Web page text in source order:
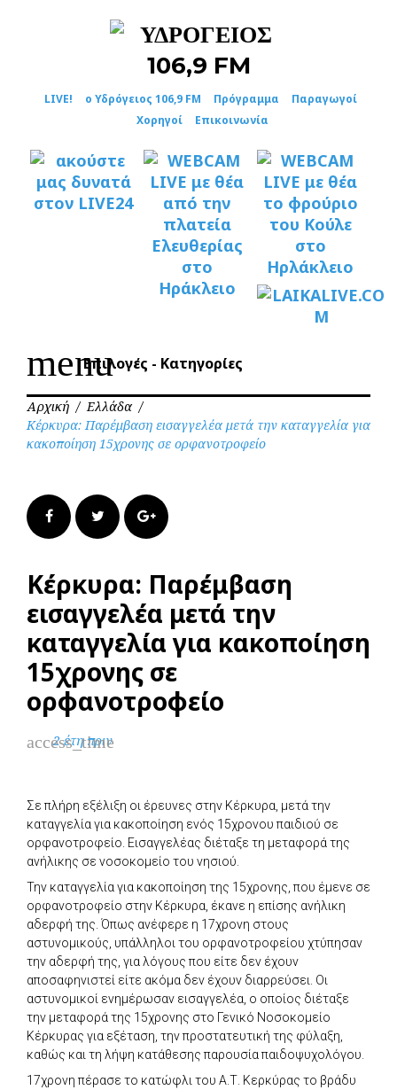
LIVE! ο Υδρόγειος 106,9 FM Πρόγραμμα
Παραγωγοί
Χορηγοί
Επικοινωνία
menuΕπιλογές - Κατηγορίες
Αρχική / Ελλάδα /
Κέρκυρα: Παρέμβαση εισαγγελέα μετά την καταγγελία για
κακοποίηση 15χρονης σε ορφανοτροφείο
FacebookTwitter Google+
Κέρκυρα: Παρέμβαση
εισαγγελέα μετά την
καταγγελία για κακοποίηση
15χρονης σε
ορφανοτροφείο
access_time
2 έτη πριν
Σε πλήρη εξέλιξη οι έρευνες στην Κέρκυρα, μετά την
καταγγελία για κακοποίηση ενός 15χρονου παιδιού σε
ορφανοτροφείο. Εισαγγελέας διέταξε τη μεταφορά της
ανήλικης σε νοσοκομείο του νησιού.
Την καταγγελία για κακοποίηση της 15χρονης, που έμενε σε
ορφανοτροφείο στην Κέρκυρα, έκανε η επίσης ανήλικη
αδερφή της. Όπως ανέφερε η 17χρονη στους
αστυνομικούς, υπάλληλοι του ορφανοτροφείου χτύπησαν
την αδερφή της, για λόγους που είτε δεν έχουν
αποσαφηνιστεί είτε ακόμα δεν έχουν διαρρεύσει. Οι
αστυνομικοί ενημέρωσαν εισαγγελέα, ο οποίος διέταξε
την μεταφορά της 15χρονης στο Γενικό Νοσοκομείο
Κέρκυρας για εξέταση, την προστατευτική της φύλαξη,
καθώς και τη λήψη κατάθεσης παρουσία παιδοψυχολόγου.
17χρονη πέρασε το κατώφλι του Α.Τ. Κερκύρας το βράδυ